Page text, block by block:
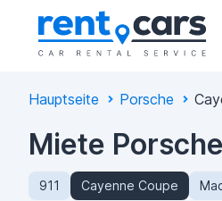
Hauptseite Porsche
Miete
911 Cayenne Coupe